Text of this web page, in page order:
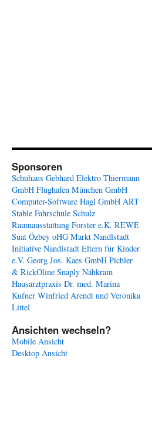
Sponsoren
Schuhaus Gebhard Elektro Thiermann
GmbH Flughafen München GmbH
Computer-Software Hagl GmbH ART
Stable Fahrschule Schulz
Raumausstattung Forster e.K. REWE
Suat Özbey oHG Markt Nandlstadt
Initiative Nandlstadt Eltern für Kinder
e.V. Georg Jos. Kaes GmbH Pichler
& RickOline Snaply Nähkram
Hausarztpraxis Dr. med. Marina
Kufner Winfried Arendt und Veronika
Littel
Ansichten wechseln?
Mobile Ansicht
Desktop Ansicht